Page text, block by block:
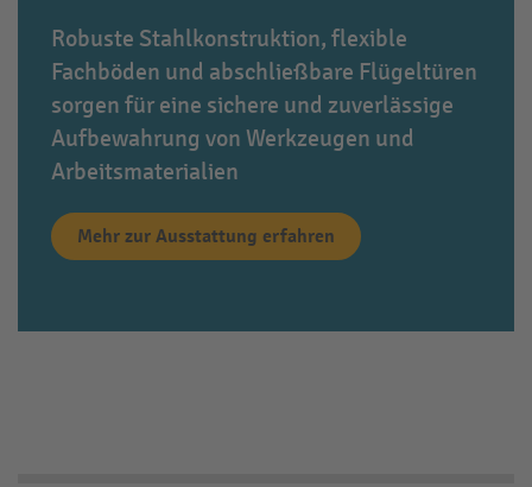
Robuste Stahlkonstruktion, flexible
Fachböden und abschließbare Flügeltüren
sorgen für eine sichere und zuverlässige
Aufbewahrung von Werkzeugen und
Arbeitsmaterialien
Mehr zur Ausstattung erfahren